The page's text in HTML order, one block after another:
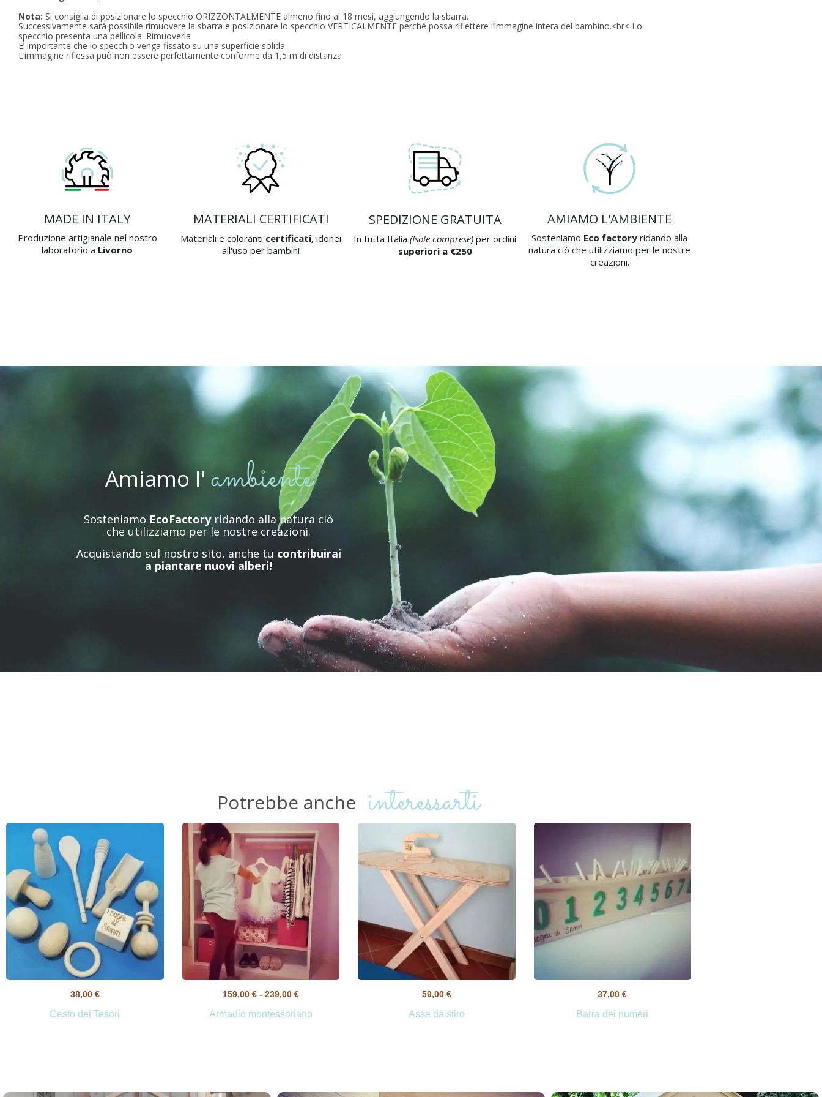
Nota: Si consiglia di posizionare lo specchio ORIZZONTALMENTE almeno fino ai 18 mesi, aggiungendo la sbarra.
Successivamente sarà possibile rimuovere la sbarra e posizionare lo specchio VERTICALMENTE perché possa riflettere l’immagine intera del bambino.<br< Lo
specchio presenta una pellicola. Rimuoverla
E’ importante che lo specchio venga fissato su una superficie solida.
L’immagine riflessa può non essere perfettamente conforme da 1,5 m di distanza
MADE IN ITALY
Produzione artigianale nel nostro
laboratorio a Livorno
MATERIALI CERTIFICATI
Materiali e coloranti certificati, idonei
all'uso per bambini
SPEDIZIONE GRATUITA
In tutta Italia (Isole comprese) per ordini
superiori a €250
AMIAMO L'AMBIENTE
Sosteniamo Eco factory ridando alla
natura ciò che utilizziamo per le nostre
creazioni.
Amiamo l' ambiente
Sosteniamo EcoFactoryridando alla natura ciò
che utilizziamo per le nostre creazioni.
Acquistando sul nostro sito, anche tu contribuirai
a piantare nuovi alberi!
Potrebbe anche interessarti
38,00 €
Cesto dei Tesori
159,00 € - 239,00 €
Armadio montessoriano
59,00 €
Asse da stiro
37,00€
Barra dei numeri